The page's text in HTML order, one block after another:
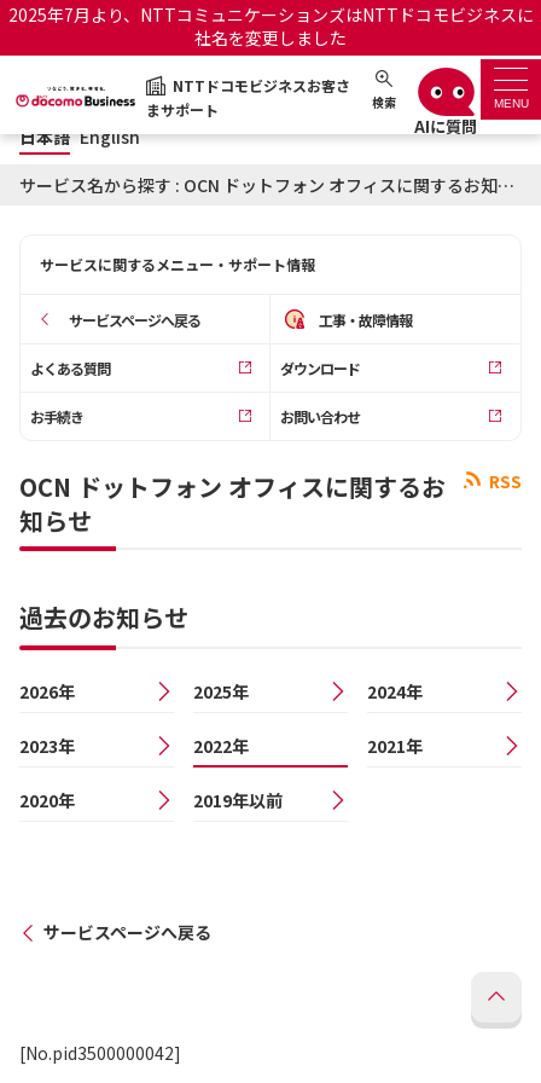
2025年7月より、NTTコミュニケーションズはNTTドコモビジネスに
社名を変更しました
NTTドコモビジネスお客さ
まサポート
検索 MENU
NTTドコモビジネスお客さまサポート 日本語 English
サポートトップ
お知らせ サポートサイトの使い方
OCNのお客さまはこちら
工事・故障情報通知サー
オフィシャルサイト
日本語 English
サービス名から探す : OCN ドットフォン オフィスに関するお知らせ
サービスに関するメニュー・サポート情報
サービスページへ戻る 工事・故障情報
よくある質問 ダウンロード
お手続き お問い合わせ
RSS
OCN ドットフォン オフィスに関するお
知らせ
過去のお知らせ
2026年 2025年 2024年
2023年 2022年 2021年
2020年 2019年以前
サービスページへ戻る
[No.pid3500000042]